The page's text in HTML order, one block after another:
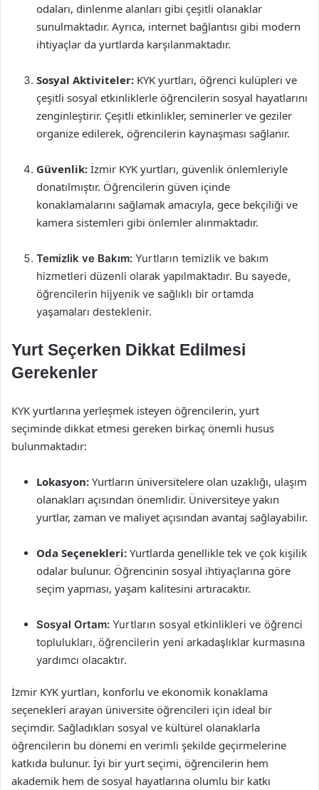
odaları, dinlenme alanları gibi çeşitli olanaklar
sunulmaktadır. Ayrıca, internet bağlantısı gibi modern
ihtiyaçlar da yurtlarda karşılanmaktadır.
Sosyal Aktiviteler: KYK yurtları, öğrenci kulüpleri ve
çeşitli sosyal etkinliklerle öğrencilerin sosyal hayatlarını
zenginleştirir. Çeşitli etkinlikler, seminerler ve geziler
organize edilerek, öğrencilerin kaynaşması sağlanır.
Güvenlik: İzmir KYK yurtları, güvenlik önlemleriyle
donatılmıştır. Öğrencilerin güven içinde
konaklamalarını sağlamak amacıyla, gece bekçiliği ve
kamera sistemleri gibi önlemler alınmaktadır.
Temizlik ve Bakım: Yurtların temizlik ve bakım
hizmetleri düzenli olarak yapılmaktadır. Bu sayede,
öğrencilerin hijyenik ve sağlıklı bir ortamda
yaşamaları desteklenir.
Yurt Seçerken Dikkat Edilmesi
Gerekenler
KYK yurtlarına yerleşmek isteyen öğrencilerin, yurt
seçiminde dikkat etmesi gereken birkaç önemli husus
bulunmaktadır:
Lokasyon: Yurtların üniversitelere olan uzaklığı, ulaşım
olanakları açısından önemlidir. Üniversiteye yakın
yurtlar, zaman ve maliyet açısından avantaj sağlayabilir.
Oda Seçenekleri: Yurtlarda genellikle tek ve çok kişilik
odalar bulunur. Öğrencinin sosyal ihtiyaçlarına göre
seçim yapması, yaşam kalitesini artıracaktır.
Sosyal Ortam: Yurtların sosyal etkinlikleri ve öğrenci
toplulukları, öğrencilerin yeni arkadaşlıklar kurmasına
yardımcı olacaktır.
İzmir KYK yurtları, konforlu ve ekonomik konaklama
seçenekleri arayan üniversite öğrencileri için ideal bir
seçimdir. Sağladıkları sosyal ve kültürel olanaklarla
öğrencilerin bu dönemi en verimli şekilde geçirmelerine
katkıda bulunur. İyi bir yurt seçimi, öğrencilerin hem
akademik hem de sosyal hayatlarına olumlu bir katkı